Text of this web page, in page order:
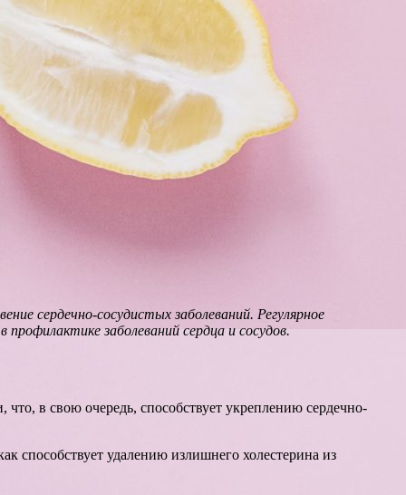
сердечно-сосудистых заболеваний. Регулярное
заболеваний сердца и сосудов.
в свою очередь, способствует укреплению сердечно-
способствует удалению излишнего холестерина из